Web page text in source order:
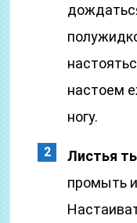
настоем
ногу.
Листья
промыть